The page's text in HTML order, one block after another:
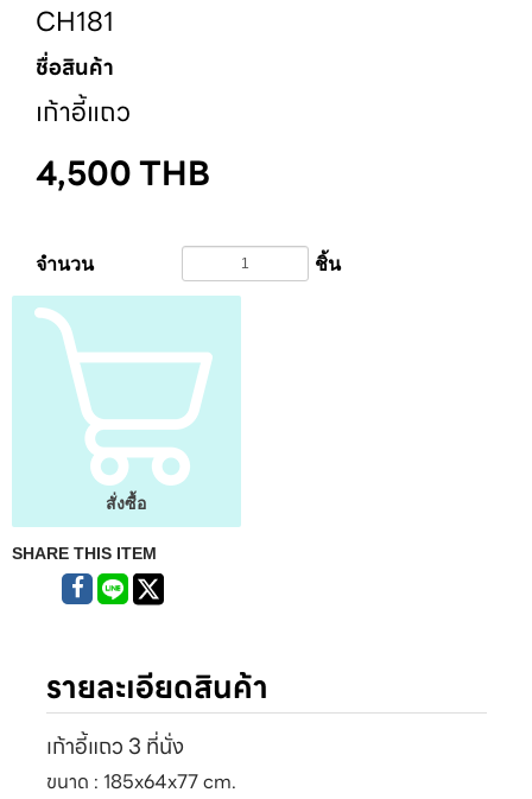
CH181
ชื่อสินค้า
เก้าอี้แถว
4,500THB
จำนวน ชิ้น
สั่งซื้อ
SHARE THIS ITEM
รายละเอียดสินค้า
เก้าอี้แถว 3 ที่นั่ง
ขนาด : 185x64x77 cm.